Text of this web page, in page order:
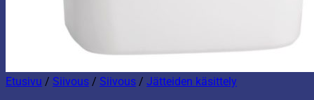
Etusivu / Siivous / Siivous / Jätteiden käsittely